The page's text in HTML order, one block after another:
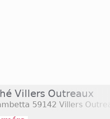
Villers Outreaux
59142 Villers